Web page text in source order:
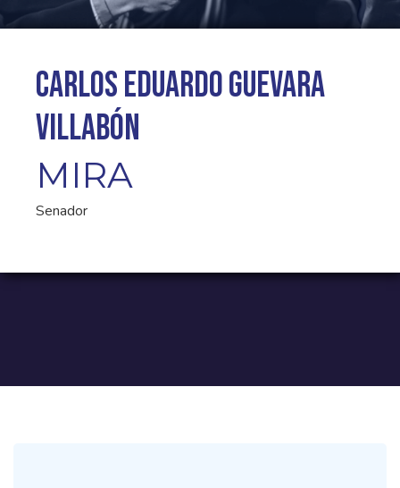
Carlos Eduardo Guevara
Villabón
MIRA
Senador